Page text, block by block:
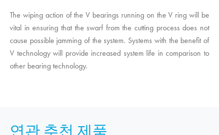
The wiping action of the V bearings running on the V ring will be
vital in ensuring that the swarf from the cutting process does not
cause possible jamming of the system. Systems with the benefit of
V technology will provide increased system life in comparison to
other bearing technology.
연관 추천 제품